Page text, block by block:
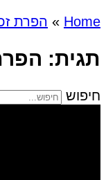
Home
» הפרת
תגית:
חיפוש